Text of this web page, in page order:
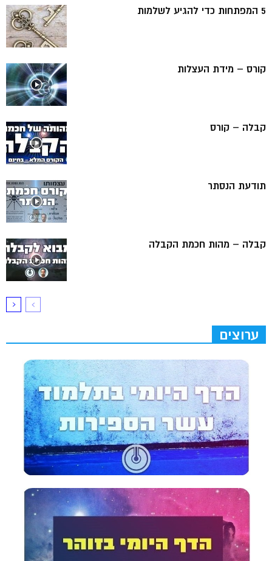
5 המפתחות כדי להגיע לשלמות
קורס – מידת העצלות
קבלה – קורס
תודעת הנסתר
קבלה – מהות חכמת הקבלה
ערוצים